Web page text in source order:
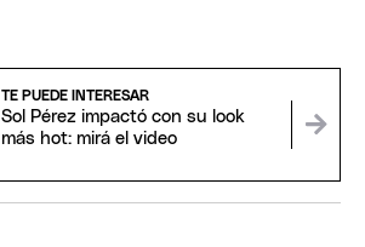
TE PUEDE INTERESAR
Sol Pérez impactó con su look
más hot: mirá el video